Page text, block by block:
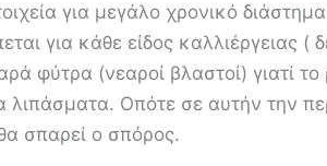
για μεγάλο χρονικό
για κάθε είδος καλλιέργειας (
φύτρα (νεαροί βλαστοί) γιατί το
λιπάσματα. Οπότε σε αυτήν την
σπαρεί ο σπόρος.